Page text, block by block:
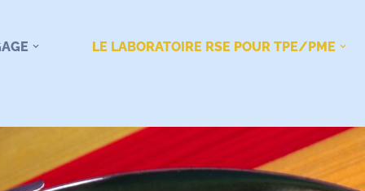
LE LABORATOIRE RSE POUR TPE/PME